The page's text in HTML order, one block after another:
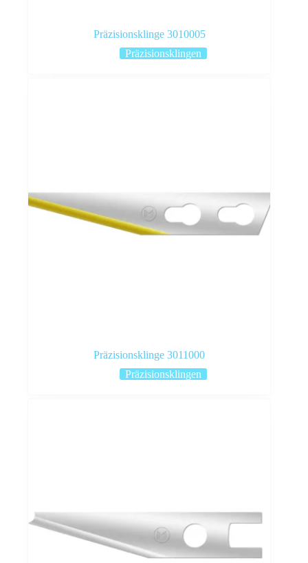
Präzisionsklinge 3010005
Präzisionsklingen
Präzisionsklinge 3011000
Präzisionsklingen